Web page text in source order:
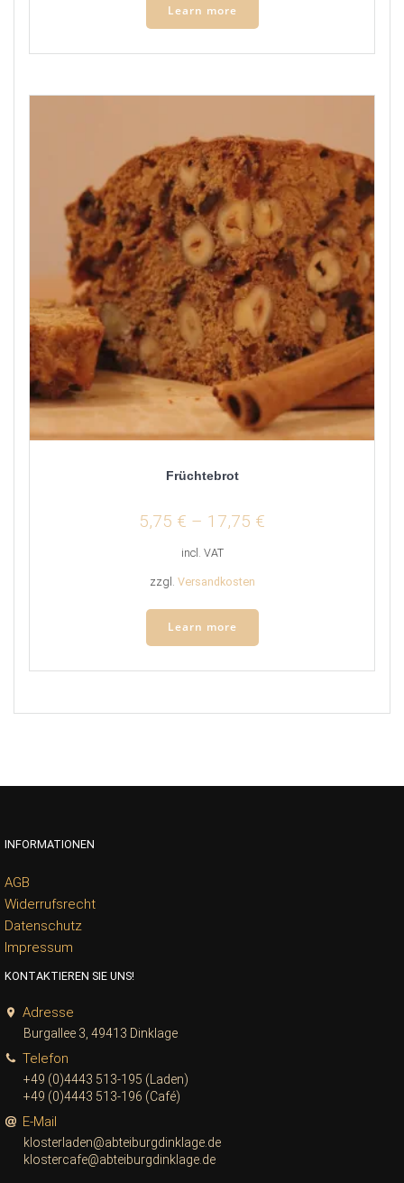
Learn more
Früchtebrot
5,75 € – 17,75 €
incl. VAT
zzgl. Versandkosten
Learn more
INFORMATIONEN
AGB
Widerrufsrecht
Datenschutz
Impressum
KONTAKTIEREN SIE UNS!
Adresse
Burgallee 3, 49413 Dinklage
Telefon
+49 (0)4443 513-195 (Laden)
+49 (0)4443 513-196 (Café)
E-Mail
klosterladen@abteiburgdinklage.de
klostercafe@abteiburgdinklage.de